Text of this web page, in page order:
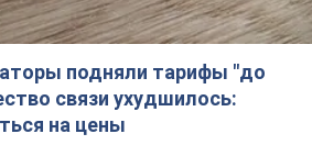
подняли тарифы "до
связи ухудшилось:
на цены